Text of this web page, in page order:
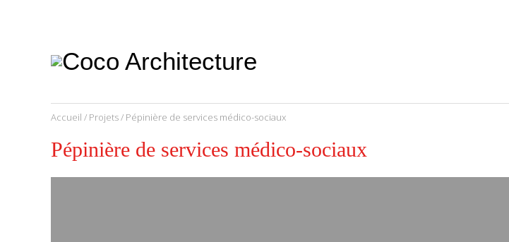
urbanisme,
etc.
Accueil / Projets/ Pépinière de services médico-sociaux
Pépinière de services médico-sociaux